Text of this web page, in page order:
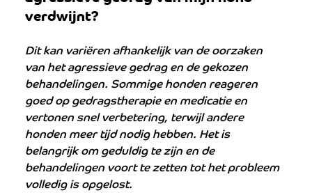
verdwijnt?
Dit kan variëren afhankelijk van de oorzaken
van het agressieve gedrag en de gekozen
behandelingen. Sommige honden reageren
goed op gedragstherapie en medicatie en
vertonen snel verbetering, terwijl andere
honden meer tijd nodig hebben. Het is
belangrijk om geduldig te zijn en de
behandelingen voort te zetten tot het probleem
volledig is opgelost.